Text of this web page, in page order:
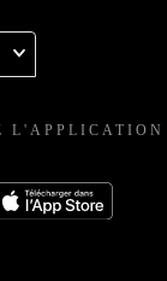
L'APPLICATION